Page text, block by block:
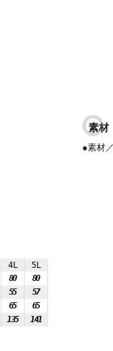
素材
●素材
4L
5L
80
80
55
57
65
65
135 141